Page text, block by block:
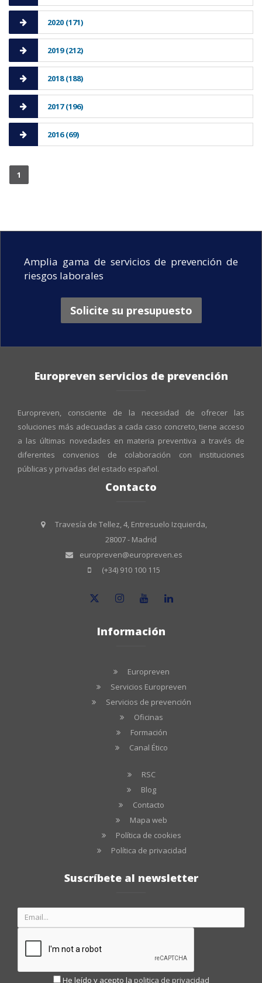
2020 (171)
2019 (212)
2018 (188)
2017 (196)
2016 (69)
1
Amplia gama de servicios de prevención de
riesgos laborales
Solicite su presupuesto
Europreven servicios de prevención
Europreven, consciente de la necesidad de ofrecer las
soluciones más adecuadas a cada caso concreto, tiene acceso
a las últimas novedades en materia preventiva a través de
diferentes convenios de colaboración con instituciones
públicas y privadas del estado español.
Contacto
Travesía de Tellez, 4, Entresuelo Izquierda,
28007 - Madrid
europreven@europreven.es
(+34) 910 100 115
Información
Europreven
Servicios Europreven
Servicios de prevención
Oficinas
Formación
Canal Ético
RSC
Blog
Contacto
Mapa web
Política de cookies
Política de privacidad
Suscríbete al newsletter
He leído y acepto la politica de privacidad